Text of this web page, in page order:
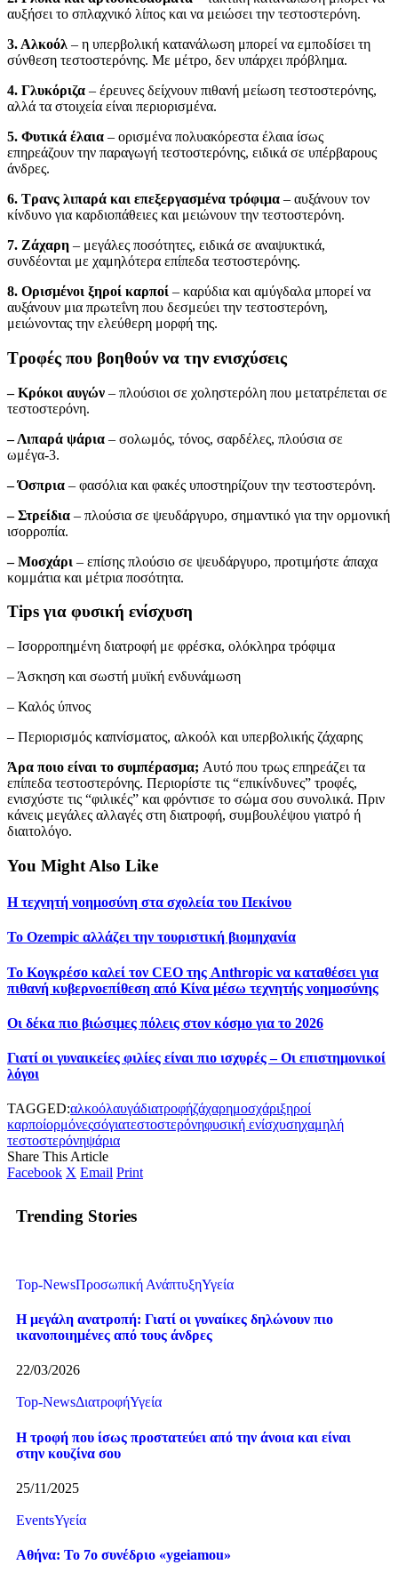
αυξήσει το σπλαχνικό λίπος και να μειώσει την τεστοστερόνη.
3. Αλκοόλ – η υπερβολική κατανάλωση μπορεί να εμποδίσει τη
σύνθεση τεστοστερόνης. Με μέτρο, δεν υπάρχει πρόβλημα.
4. Γλυκόριζα – έρευνες δείχνουν πιθανή μείωση τεστοστερόνης,
αλλά τα στοιχεία είναι περιορισμένα.
5. Φυτικά έλαια – ορισμένα πολυακόρεστα έλαια ίσως
επηρεάζουν την παραγωγή τεστοστερόνης, ειδικά σε υπέρβαρους
άνδρες.
6. Τρανς λιπαρά και επεξεργασμένα τρόφιμα – αυξάνουν τον
κίνδυνο για καρδιοπάθειες και μειώνουν την τεστοστερόνη.
7. Ζάχαρη – μεγάλες ποσότητες, ειδικά σε αναψυκτικά,
συνδέονται με χαμηλότερα επίπεδα τεστοστερόνης.
8. Ορισμένοι ξηροί καρποί – καρύδια και αμύγδαλα μπορεί να
αυξάνουν μια πρωτεΐνη που δεσμεύει την τεστοστερόνη,
μειώνοντας την ελεύθερη μορφή της.
Τροφές που βοηθούν να την ενισχύσεις
– Κρόκοι αυγών – πλούσιοι σε χοληστερόλη που μετατρέπεται σε
τεστοστερόνη.
– Λιπαρά ψάρια – σολωμός, τόνος, σαρδέλες, πλούσια σε
ωμέγα-3.
– Όσπρια – φασόλια και φακές υποστηρίζουν την τεστοστερόνη.
– Στρείδια – πλούσια σε ψευδάργυρο, σημαντικό για την ορμονική
ισορροπία.
– Μοσχάρι – επίσης πλούσιο σε ψευδάργυρο, προτιμήστε άπαχα
κομμάτια και μέτρια ποσότητα.
Tips για φυσική ενίσχυση
– Ισορροπημένη διατροφή με φρέσκα, ολόκληρα τρόφιμα
– Άσκηση και σωστή μυϊκή ενδυνάμωση
– Καλός ύπνος
– Περιορισμός καπνίσματος, αλκοόλ και υπερβολικής ζάχαρης
Άρα ποιο είναι το συμπέρασμα; Αυτό που τρως επηρεάζει τα
επίπεδα τεστοστερόνης. Περιορίστε τις “επικίνδυνες” τροφές,
ενισχύστε τις “φιλικές” και φρόντισε το σώμα σου συνολικά. Πριν
κάνεις μεγάλες αλλαγές στη διατροφή, συμβουλέψου γιατρό ή
διαιτολόγο.
You Might Also Like
Η τεχνητή νοημοσύνη στα σχολεία του Πεκίνου
To Ozempic αλλάζει την τουριστική βιομηχανία
Το Κογκρέσο καλεί τον CEO της Anthropic να καταθέσει για
πιθανή κυβερνοεπίθεση από Κίνα μέσω τεχνητής νοημοσύνης
Οι δέκα πιο βιώσιμες πόλεις στον κόσμο για το 2026
Γιατί οι γυναικείες φιλίες είναι πιο ισχυρές – Οι επιστημονικοί
λόγοι
TAGGED:αλκοόλαυγάδιατροφήζάχαρημοσχάριξηροί
καρποίορμόνεςσόγιατεστοστερόνηφυσική ενίσχυσηχαμηλή
τεστοστερόνηψάρια
Share This Article
Facebook X Email Print
Trending Stories
Top-NewsΠροσωπική ΑνάπτυξηΥγεία
Η μεγάλη ανατροπή: Γιατί οι γυναίκες δηλώνουν πιο
ικανοποιημένες από τους άνδρες
22/03/2026
Top-NewsΔιατροφήΥγεία
Η τροφή που ίσως προστατεύει από την άνοια και είναι
στην κουζίνα σου
25/11/2025
EventsΥγεία
Αθήνα: Το 7o συνέδριο «ygeiamou»